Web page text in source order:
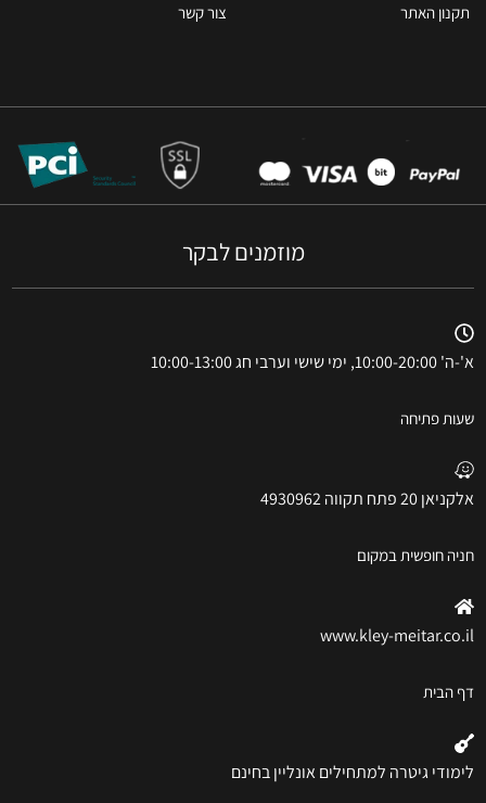
תקנון האתר צור קשר
מוזמנים לבקר
א'-ה' 10:00-20:00, ימי שישי וערבי חג 10:00-13:00
שעות פתיחה
אלקניאן 20 פתח תקווה 4930962
חניה חופשית במקום
www.kley-meitar.co.il
דף הבית
לימודי גיטרה למתחילים אונליין בחינם